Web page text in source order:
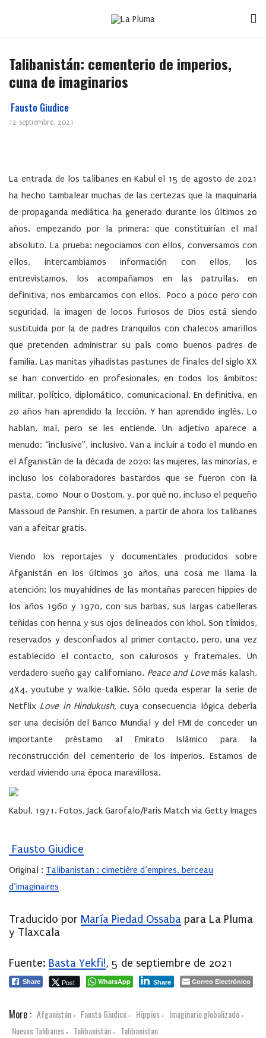
Talibanistán: cementerio de imperios,
cuna de imaginarios
Fausto Giudice
12 septiembre, 2021
La entrada de los talibanes en Kabul el 15 de agosto de 2021
ha hecho tambalear muchas de las certezas que la maquinaria
de propaganda mediática ha generado durante los últimos 20
años, empezando por la primera: que constituirían el mal
absoluto. La prueba: negociamos con ellos, conversamos con
ellos, intercambiamos información con ellos, los
entrevistamos, los acompañamos en las patrullas, en
definitiva, nos embarcamos con ellos. Poco a poco pero con
seguridad, la imagen de locos furiosos de Dios está siendo
sustituida por la de padres tranquilos con chalecos amarillos
que pretenden administrar su país como buenos padres de
familia. Las manitas yihadistas pastunes de finales del siglo XX
se han convertido en profesionales, en todos los ámbitos:
militar, político, diplomático, comunicacional. En definitiva, en
20 años han aprendido la lección. Y han aprendido inglés. Lo
hablan, mal, pero se les entiende. Un adjetivo aparece a
menudo: “inclusive”, inclusivo. Van a incluir a todo el mundo en
el Afganistán de la década de 2020: las mujeres, las minorías, e
incluso los colaboradores bastardos que se fueron con la
pasta, como Nour o Dostom, y, por qué no, incluso el pequeño
Massoud de Panshir. En resumen, a partir de ahora los talibanes
van a afeitar gratis.
Viendo los reportajes y documentales producidos sobre
Afganistán en los últimos 30 años, una cosa me llama la
atención: los muyahidines de las montañas parecen hippies de
los años 1960 y 1970, con sus barbas, sus largas cabelleras
teñidas con henna y sus ojos delineados con khol. Son tímidos,
reservados y desconfiados al primer contacto, pero, una vez
establecido el contacto, son calurosos y fraternales. Un
verdadero sueño gay californiano. Peace and Lovemás kalash,
4X4, youtube y walkie-talkie. Sólo queda esperar la serie de
Netflix Love in Hindukush, cuya consecuencia lógica debería
ser una decisión del Banco Mundial y del FMI de conceder un
importante préstamo al Emirato Islámico para la
reconstrucción del cementerio de los imperios. Estamos de
verdad viviendo una época maravillosa.
Kabul, 1971. Fotos, Jack Garofalo/Paris Match via Getty Images
Fausto Giudice
Original : Talibanistan : cimetière d’empires, berceau
d’imaginaires
Traducido por María Piedad Ossaba para La Pluma
y Tlaxcala
Fuente: Basta Yekfi!, 5 de septiembre de 2021
Share Post WhatsApp Share Correo Electrónico
More : Afganistán , Fausto Giudice , Hippies , Imaginario globalizado ,
Nuevos Talibanes , Talibanistán , Talibanistan